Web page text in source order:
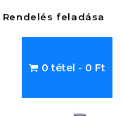
Rendelés feladása
0 tétel - 0 Ft